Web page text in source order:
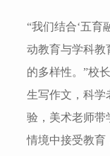
“我们结合‘五育
动教育与学科教
的多样性。”校
生写作文，科学
验，美术老师带
情境中接受教育